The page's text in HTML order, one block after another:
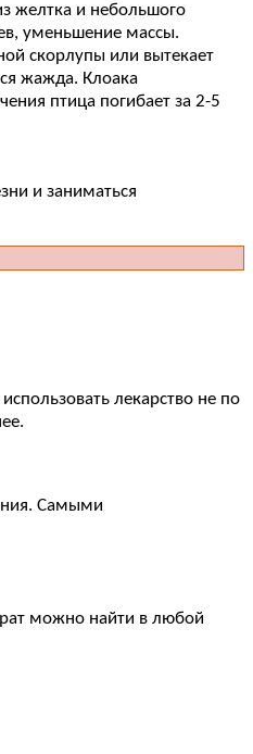
желтка и небольшого
уменьшение массы.
скорлупы или вытекает
жажда. Клоака
птица погибает за 2-5
и заниматься
лекарство не по
Самыми
можно найти в любой